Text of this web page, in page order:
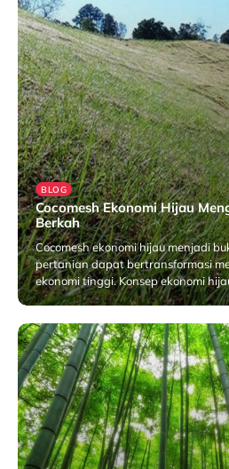
BLOG
Cocomesh Ekonomi Hijau
Berkah
Cocomesh ekonomi hijau menjadi
pertanian dapat bertransformasi
ekonomi tinggi. Konsep ekonomi
Januari 29, 2026